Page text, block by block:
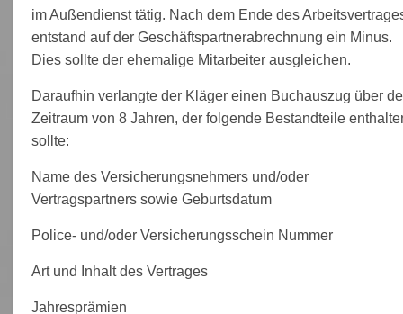
im Außendienst tätig. Nach dem Ende des
entstand auf der Geschäftspartnerabrechnung ein Minus.
Dies sollte der ehemalige Mitarbeiter ausgleichen.
Daraufhin verlangte der Kläger einen Buchauszug über
Zeitraum von 8 Jahren, der folgende Bestandteile
sollte:
Name des Versicherungsnehmers und/oder
Vertragspartners sowie Geburtsdatum
Police- und/oder Versicherungsschein Nummer
Art und Inhalt des Vertrages
Jahresprämien